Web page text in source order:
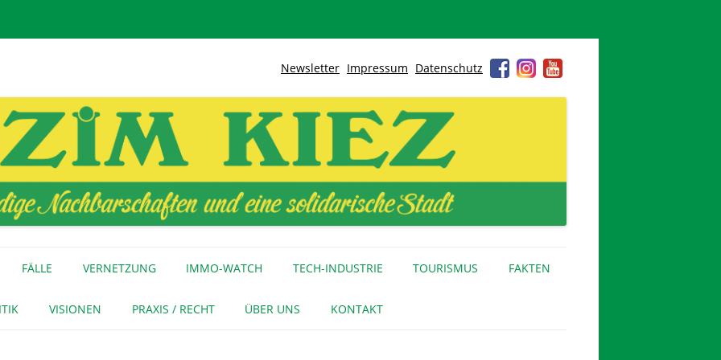
Newsletter Impressum Datenschutz
Inhalt
springen
MEDIENECHO
FÄLLE
GEWERBE
VERNETZUNG
INITIATIVEN
IMMO-WATCH TECH-INDUSTRIE TOURISMUS FAKTEN
VISIONEN PRAXIS / RECHT ÜBER UNS KONTAKT